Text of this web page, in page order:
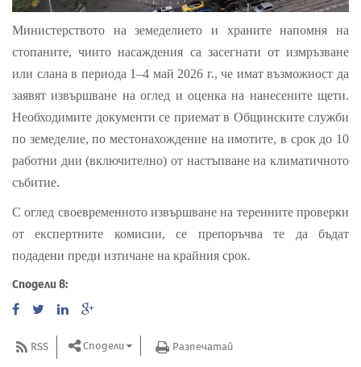
Министерството на земеделието и храните напомня на
стопаните, чиито насаждения са засегнати от измръзване
или слана в периода 1–4 май 2026 г., че имат възможност да
заявят извършване на оглед и оценка на нанесените щети.
Необходимите документи се приемат в Общинските служби
по земеделие, по местонахождение на имотите, в срок до 10
работни дни (включително) от настъпване на климатичното
събитие.
С оглед своевременното извършване на теренните проверки
от експертните комисии, се препоръчва те да бъдат
подадени преди изтичане на крайния срок.
Сподели в:
RSS Сподели Разпечатай